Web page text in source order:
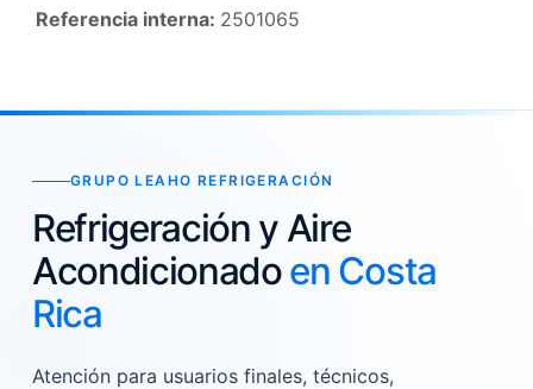
Referencia interna: 2501065
GRUPO LEAHO REFRIGERACIÓN
Refrigeración y Aire
Acondicionadoen Costa
Rica
Atención para usuarios finales, técnicos,